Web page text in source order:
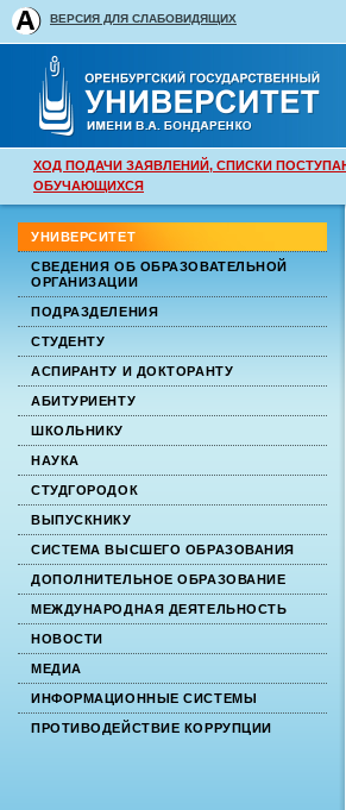
ВЕРСИЯ ДЛЯ СЛАБОВИДЯЩИХ
ХОД ПОДАЧИ ЗАЯВЛЕНИЙ, СПИСКИ
ОБУЧАЮЩИХСЯ
УНИВЕРСИТЕТ
СВЕДЕНИЯ ОБ ОБРАЗОВАТЕЛЬНОЙ
ОРГАНИЗАЦИИ
ПОДРАЗДЕЛЕНИЯ
СТУДЕНТУ
АСПИРАНТУ И ДОКТОРАНТУ
АБИТУРИЕНТУ
ШКОЛЬНИКУ
НАУКА
СТУДГОРОДОК
ВЫПУСКНИКУ
СИСТЕМА ВЫСШЕГО ОБРАЗОВАНИЯ
ДОПОЛНИТЕЛЬНОЕ ОБРАЗОВАНИЕ
МЕЖДУНАРОДНАЯ ДЕЯТЕЛЬНОСТЬ
НОВОСТИ
МЕДИА
ИНФОРМАЦИОННЫЕ СИСТЕМЫ
ПРОТИВОДЕЙСТВИЕ КОРРУПЦИИ